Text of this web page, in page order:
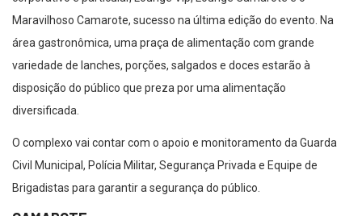
Maravilhoso Camarote, sucesso na última edição do evento. Na
área gastronômica, uma praça de alimentação com grande
variedade de lanches, porções, salgados e doces estarão à
disposição do público que preza por uma alimentação
diversificada.
O complexo vai contar com o apoio e monitoramento da Guarda
Civil Municipal, Polícia Militar, Segurança Privada e Equipe de
Brigadistas para garantir a segurança do público.